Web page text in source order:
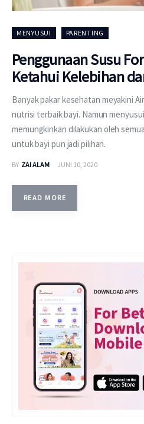
MENYUSUI PARENTING
Penggunaan Susu
Ketahui Kelebihan
Banyak pakar kesehatan meyakini
nutrisi terbaik bayi. Namun
memungkinkan dilakukan oleh
untuk bayi pun jadi pilihan.
BY ZAI ALAM JUNI 10, 2020
READ MORE